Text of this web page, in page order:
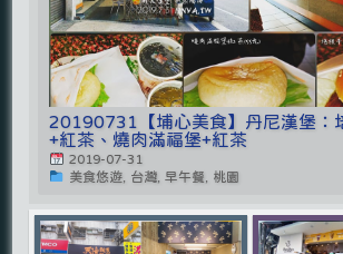
20190731【埔心美食】丹尼漢堡：
+紅茶、燒肉滿福堡+紅茶
2019-07-31
美食悠遊, 台灣, 早午餐, 桃園